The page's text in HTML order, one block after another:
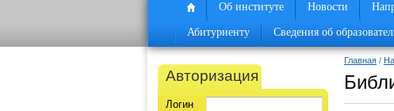
Об институте Новости
Абитуриенту Сведения об
Авторизация
Логин
Главная /